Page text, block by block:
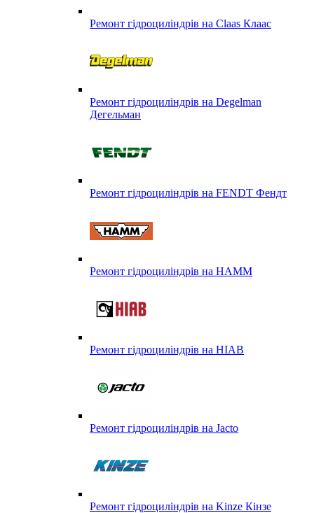
Ремонт гідроциліндрів на Claas Клаас
Ремонт гідроциліндрів на Degelman
Дегельман
Ремонт гідроциліндрів на FENDT Фендт
Ремонт гідроциліндрів на HAMM
Ремонт гідроциліндрів на HIAB
Ремонт гідроциліндрів на Jacto
Ремонт гідроциліндрів на Kinze Кінзе